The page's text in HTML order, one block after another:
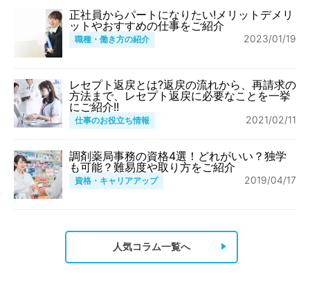
正社員からパートになりたい!メリットデメリ
ットやおすすめの仕事をご紹介
職種・働き方の紹介 2023/01/19
レセプト返戻とは?返戻の流れから、再請求の
方法まで、レセプト返戻に必要なことを一挙
にご紹介!!
仕事のお役立ち情報 2021/02/11
調剤薬局事務の資格4選！どれがいい？独学
も可能？難易度や取り方をご紹介
資格・キャリアアップ 2019/04/17
人気コラム一覧へ